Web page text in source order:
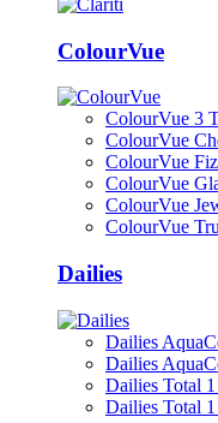
ColourVue
ColourVue 3
ColourVue
ColourVue
ColourVue
ColourVue
ColourVue
Dailies
Dailies
Dailies
Dailies Total
Dailies Total